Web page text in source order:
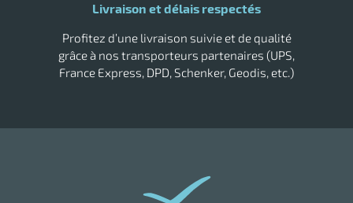
Livraison et délais respectés
Profitez d’une livraison suivie et de qualité
grâce à nos transporteurs partenaires (UPS,
France Express, DPD, Schenker, Geodis, etc.)